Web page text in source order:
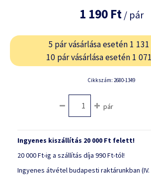
1 190 Ft/ pár
5 pár vásárlása esetén 1
10 pár vásárlása esetén 1
Cikkszám: 2680-1349
pár
Ingyenes kiszállítás 20 000 Ft felett!
20 000 Ft-ig a szállítás díja 990 Ft-tól!
Ingyenes átvétel budapesti raktárunkban